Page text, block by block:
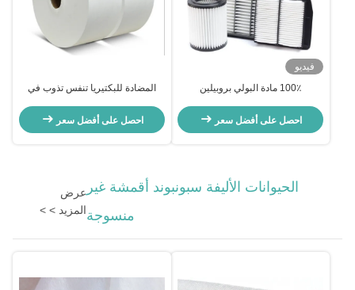
فيديو
100٪ مادة البولي بروبيلين
HEPA فلتر هواء مضاد للبكتيريا
احصل على أفضل سعر
المضادة للبكتيريا تنفس تذوب في
بروبلين
احصل على أفضل سعر
الحيوانات الأليفة سبونبوند أقمشة غير
منسوجة
عرض
المزيد > >